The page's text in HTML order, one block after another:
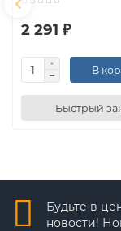
2 291 ₽
В
Быстрый
Будьте в
новости!